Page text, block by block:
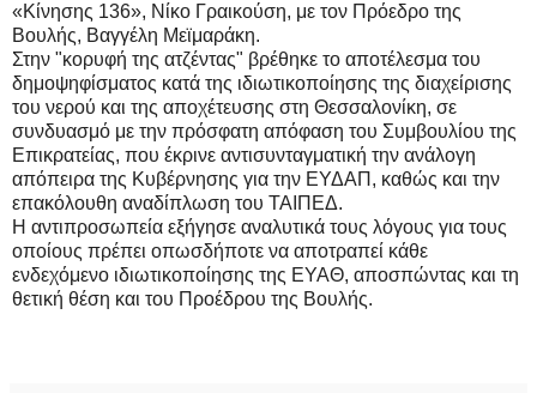
«Κίνησης 136», Νίκο Γραικούση, με τον Πρόεδρο της
Βουλής, Βαγγέλη Μεϊμαράκη.
Στην "κορυφή της ατζέντας" βρέθηκε το αποτέλεσμα του
δημοψηφίσματος κατά της ιδιωτικοποίησης της διαχείρισης
του νερού και της αποχέτευσης στη Θεσσαλονίκη, σε
συνδυασμό με την πρόσφατη απόφαση του Συμβουλίου της
Επικρατείας, που έκρινε αντισυνταγματική την ανάλογη
απόπειρα της Κυβέρνησης για την ΕΥΔΑΠ, καθώς και την
επακόλουθη αναδίπλωση του ΤΑΙΠΕΔ.
Η αντιπροσωπεία εξήγησε αναλυτικά τους λόγους για τους
οποίους πρέπει οπωσδήποτε να αποτραπεί κάθε
ενδεχόμενο ιδιωτικοποίησης της ΕΥΑΘ, αποσπώντας και τη
θετική θέση και του Προέδρου της Βουλής.